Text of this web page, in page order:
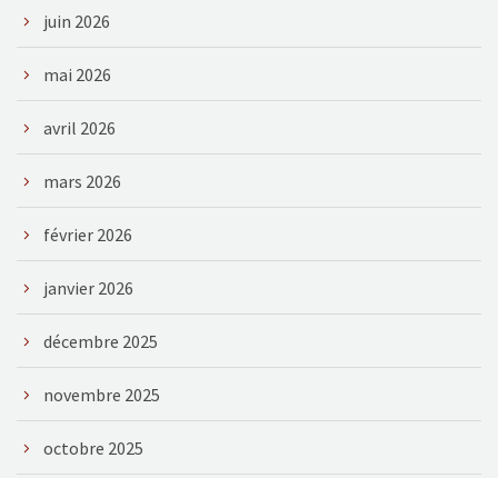
juin 2026
mai 2026
avril 2026
mars 2026
février 2026
janvier 2026
décembre 2025
novembre 2025
octobre 2025